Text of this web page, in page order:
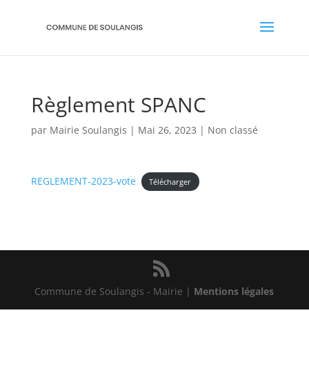
Règlement SPANC
par Mairie Soulangis | Mai 26, 2023 | Non classé
REGLEMENT-2023-vote Télécharger
Commune de Soulangis - Mairie | Mentions légales